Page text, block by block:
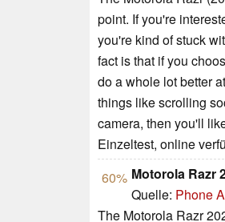
point. If you're
you're kind of stuck
fact is that if you
do a whole lot better
things like scrolling
camera, then you'll
Einzeltest, online
60% Motorola Razr
Quelle: Phone
The Motorola Razr